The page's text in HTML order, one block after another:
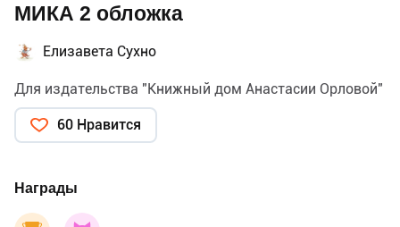
МИКА 2 обложка
Елизавета Сухно
Для издательства "Книжный дом Анастасии Орловой"
60 Нравится
Награды